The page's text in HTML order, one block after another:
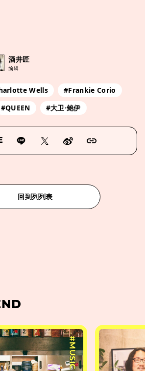
酒井匠
编辑
Wells
#Frankie Corio
#QUEEN #大卫·鲍伊
回到列列表
#MUSIC